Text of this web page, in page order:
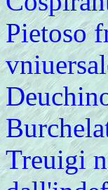
Pietoso
Treuigi